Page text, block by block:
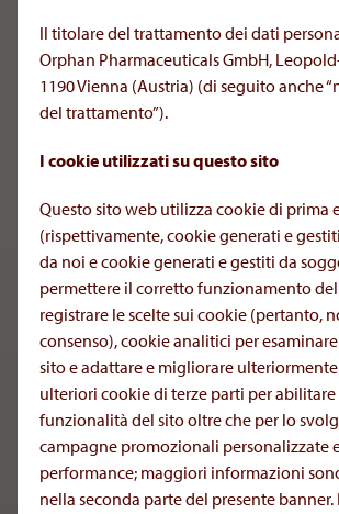
AOP Health Italia dedicato alla
formazione e all’innovazione. Un
pensato per mettere in
professionisti, clinici e
l’obiettivo di condividere risultati,
prospettive di crescita. Attraverso
interattive, momenti di confronto
tematici, il BEST DAY rappresenta
unica per valorizzare il contributo
costruire insieme il futuro di AOP
Il titolare del trattamento dei dati
Orphan Pharmaceuticals GmbH,
1190 Vienna (Austria) (di seguito anche
del trattamento”).
I cookie utilizzati su questo sito
Questo sito web utilizza cookie di prima
(rispettivamente, cookie generati e
da noi e cookie generati e gestiti da
permettere il corretto funzionamento
registrare le scelte sui cookie (pertanto,
consenso), cookie analitici per
sito e adattare e migliorare
ulteriori cookie di terze parti per abilitare
funzionalità del sito oltre che per lo
campagne promozionali personalizzate
performance; maggiori informazioni
nella seconda parte del presente